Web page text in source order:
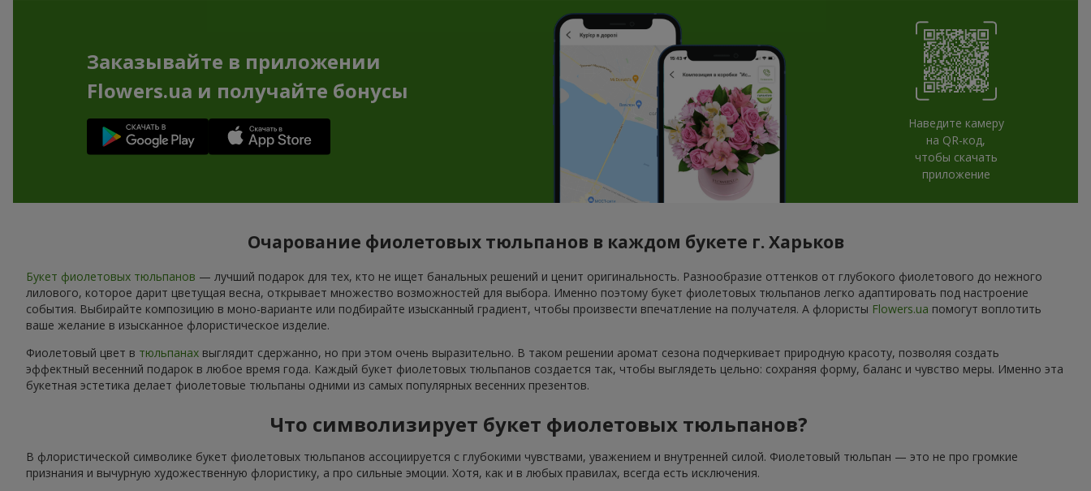
Заказывайте в приложении
Flowers.ua и получайте бонусы
Наведите камеру
на QR-код,
чтобы скачать
приложение
Очарование фиолетовых тюльпанов в каждом букете г. Харьков
Букет фиолетовых тюльпанов — лучший подарок для тех, кто не ищет банальных решений и ценит оригинальность. Разнообразие оттенков от глубокого фиолетового до нежного
лилового, которое дарит цветущая весна, открывает множество возможностей для выбора. Именно поэтому букет фиолетовых тюльпанов легко адаптировать под настроение
события. Выбирайте композицию в моно-варианте или подбирайте изысканный градиент, чтобы произвести впечатление на получателя. А флористы Flowers.ua помогут воплотить
ваше желание в изысканное флористическое изделие.
Фиолетовый цвет в тюльпанах выглядит сдержанно, но при этом очень выразительно. В таком решении аромат сезона подчеркивает природную красоту, позволяя создать
эффектный весенний подарок в любое время года. Каждый букет фиолетовых тюльпанов создается так, чтобы выглядеть цельно: сохраняя форму, баланс и чувство меры. Именно эта
букетная эстетика делает фиолетовые тюльпаны одними из самых популярных весенних презентов.
Что символизирует букет фиолетовых тюльпанов?
В флористической символике букет фиолетовых тюльпанов ассоциируется с глубокими чувствами, уважением и внутренней силой. Фиолетовый тюльпан — это не про громкие
признания и вычурную художественную флористику, а про сильные эмоции. Хотя, как и в любых правилах, всегда есть исключения.